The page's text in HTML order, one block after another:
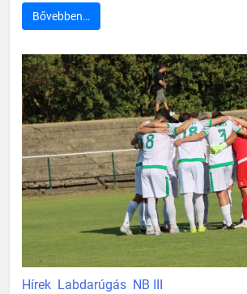
Bővebben…
Hírek Labdarúgás NB III